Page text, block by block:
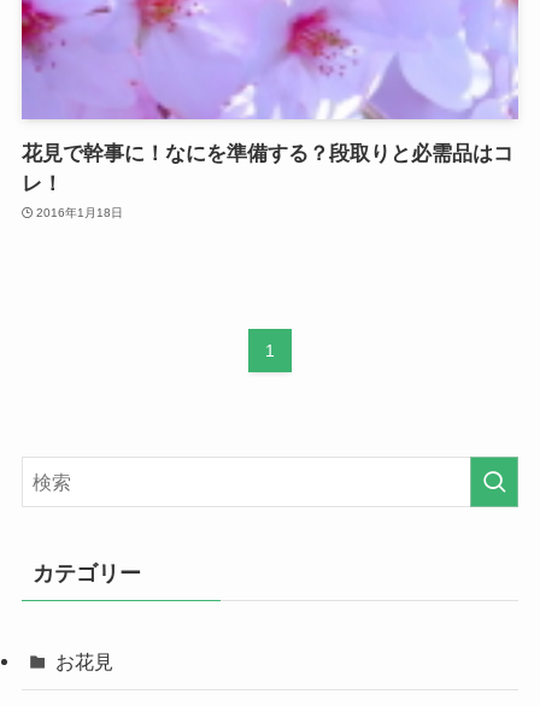
花見で幹事に！なにを準備する？段取りと必需品はコ
レ！
2016年1月18日
1
カテゴリー
お花見